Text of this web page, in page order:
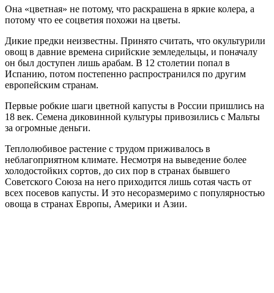
Она «цветная» не потому, что раскрашена в яркие колера, а
потому что ее соцветия похожи на цветы.
Дикие предки неизвестны. Принято считать, что окультурили
овощ в давние времена сирийские земледельцы, и поначалу
он был доступен лишь арабам. В 12 столетии попал в
Испанию, потом постепенно распространился по другим
европейским странам.
Первые робкие шаги цветной капусты в России пришлись на
18 век. Семена диковинной культуры привозились с Мальты
за огромные деньги.
Теплолюбивое растение с трудом приживалось в
неблагоприятном климате. Несмотря на выведение более
холодостойких сортов, до сих пор в странах бывшего
Советского Союза на него приходится лишь сотая часть от
всех посевов капусты. И это несоразмеримо с популярностью
овоща в странах Европы, Америки и Азии.